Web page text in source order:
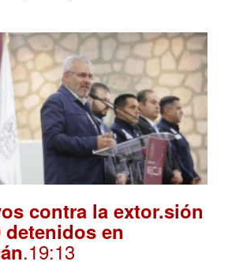
contra la extor.sión
detenidos en
.19:13